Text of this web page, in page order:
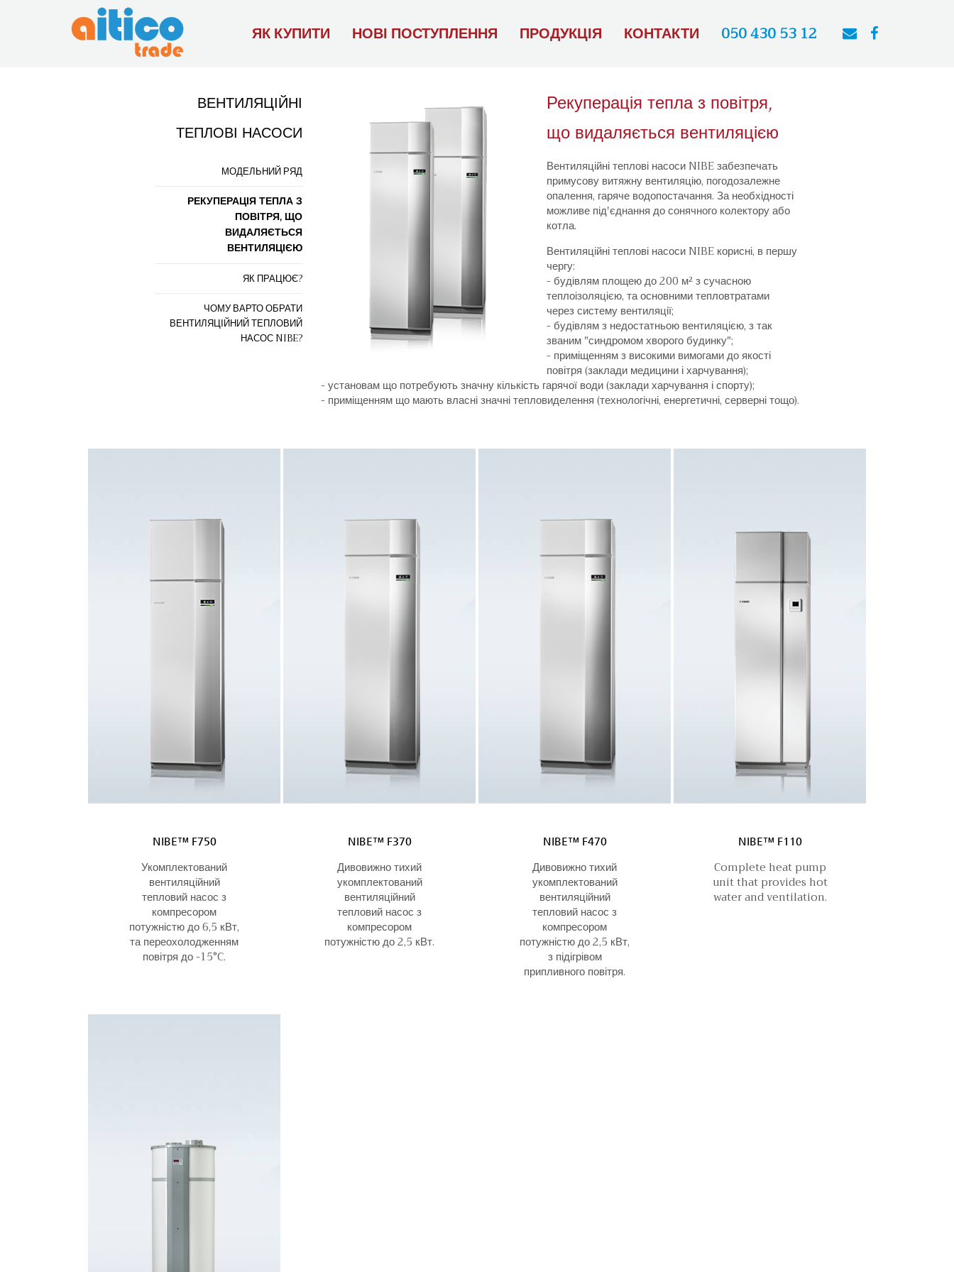
ЯК КУПИТИ НОВІ ПОСТУПЛЕННЯ ПРОДУКЦІЯ КОНТАКТИ 050 430 53 12
ВЕНТИЛЯЦІЙНІ
ТЕПЛОВІ НАСОСИ
МОДЕЛЬНИЙ РЯД
РЕКУПЕРАЦІЯ ТЕПЛА З
ПОВІТРЯ, ЩО
ВИДАЛЯЄТЬСЯ
ВЕНТИЛЯЦІЄЮ
ЯК ПРАЦЮЄ?
ЧОМУ ВАРТО ОБРАТИ
ВЕНТИЛЯЦІЙНИЙ ТЕПЛОВИЙ
НАСОС NIBE?
Рекуперація тепла з повітря,
що видаляється вентиляцією
Вентиляційні теплові насоси NIBE забезпечать
примусову витяжну вентиляцію, погодозалежне
опалення, гаряче водопостачання. За необхідності
можливе під'єднання до сонячного колектору або
котла.
Вентиляційні теплові насоси NIBE корисні, в першу
чергу:
- будівлям площею до 200 м² з сучасною
теплоізоляцією, та основними тепловтратами
через систему вентиляції;
- будівлям з недостатньою вентиляцією, з так
званим "синдромом хворого будинку";
- приміщенням з високими вимогами до якості
повітря (заклади медицини і харчування);
- установам що потребують значну кількість гарячої води (заклади харчування і спорту);
- приміщенням що мають власні значні тепловиделення (технологічні, енергетичні, серверні тощо).
NIBE™ F750
Укомплектований
вентиляційний
тепловий насос з
компресором
потужністю до 6,5 кВт,
та переохолодженням
повітря до -15°C.
NIBE™ F370
Дивовижно тихий
укомплектований
вентиляційний
тепловий насос з
компресором
потужністю до 2,5 кВт.
NIBE™ F470
Дивовижно тихий
укомплектований
вентиляційний
тепловий насос з
компресором
потужністю до 2,5 кВт,
з підігрівом
припливного повітря.
NIBE™ F110
Complete heat pump
unit that provides hot
water and ventilation.